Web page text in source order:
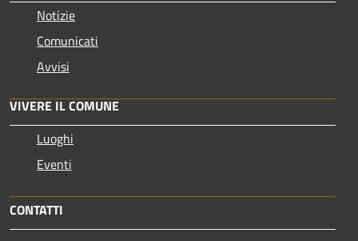
Notizie
Comunicati
Avvisi
VIVERE IL COMUNE
Luoghi
Eventi
CONTATTI